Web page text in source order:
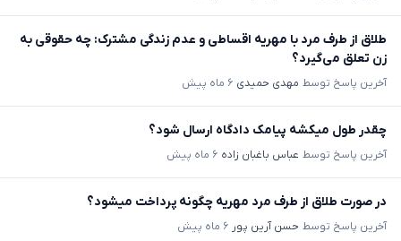
طلاق از طرف مرد با مهریه اقساطی و عدم زندگی مشترک: چه حقوقی به
زن تعلق می‌گیرد؟
آخرین پاسخ توسط مهدی حمیدی ۶ ماه پیش
چقدر طول میکشه پیامک دادگاه ارسال شود؟
آخرین پاسخ توسط عباس باغبان زاده ۶ ماه پیش
در صورت طلاق از طرف مرد مهریه چگونه پرداخت میشود؟
آخرین پاسخ توسط حسن آرین پور ۶ ماه پیش